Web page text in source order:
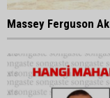
Massey Ferguson